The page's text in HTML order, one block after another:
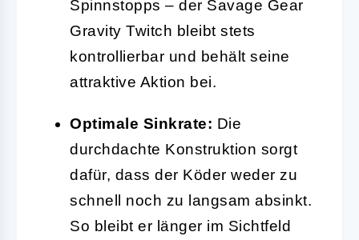
Spinnstopps – der Savage Gear
Gravity Twitch bleibt stets
kontrollierbar und behält seine
attraktive Aktion bei.
Optimale Sinkrate: Die
durchdachte Konstruktion sorgt
dafür, dass der Köder weder zu
schnell noch zu langsam absinkt.
So bleibt er länger im Sichtfeld